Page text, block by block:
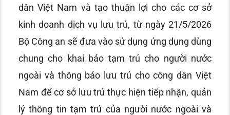
dân Việt Nam và tạo thuận lợi cho các cơ sở
kinh doanh dịch vụ lưu trú, từ ngày 21/5/2026
Bộ Công an sẽ đưa vào sử dụng ứng dụng dùng
chung cho khai báo tạm trú cho người nước
ngoài và thông báo lưu trú cho công dân Việt
Nam để cơ sở lưu trú thực hiện tiếp nhận, quản
lý thông tin tạm trú của người nước ngoài và